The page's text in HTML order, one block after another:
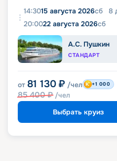
14:3015 августа 2026сб 8
20:0022 августа 2026сб
А.С. Пушкин
СТАНДАРТ
от 81 130 ₽ /чел
85 400₽ /чел
+1 000
Выбрать круиз